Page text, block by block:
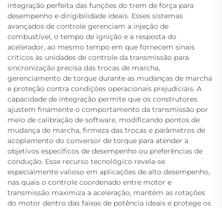
integração perfeita das funções do trem de força para
desempenho e dirigibilidade ideais. Esses sistemas
avançados de controle gerenciam a injeção de
combustível, o tempo de ignição e a resposta do
acelerador, ao mesmo tempo em que fornecem sinais
críticos às unidades de controle da transmissão para
sincronização precisa das trocas de marcha,
gerenciamento de torque durante as mudanças de marcha
e proteção contra condições operacionais prejudiciais. A
capacidade de integração permite que os construtores
ajustem finamente o comportamento da transmissão por
meio de calibração de software, modificando pontos de
mudança de marcha, firmeza das trocas e parâmetros de
acoplamento do conversor de torque para atender a
objetivos específicos de desempenho ou preferências de
condução. Esse recurso tecnológico revela-se
especialmente valioso em aplicações de alto desempenho,
nas quais o controle coordenado entre motor e
transmissão maximiza a aceleração, mantém as rotações
do motor dentro das faixas de potência ideais e protege os